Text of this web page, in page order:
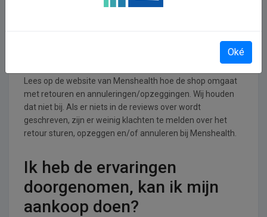
Lees op de website van Menshealth hoe de shop omgaat
met retouren en annuleringen/opzeggingen. Wij houden
dat niet bij. Als er niets in de reviews over wordt
geschreven, zijn er weinig klachten te melden over het
retour sturen, opzeggen en/of annuleren bij Menshealth.
Ik heb de ervaringen
doorgenomen, kan ik mijn
aankoop doen?
Oké